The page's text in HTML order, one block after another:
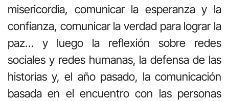
misericordia, comunicar la esperanza y la
confianza, comunicar la verdad para lograr la
paz… y luego la reflexión sobre redes
sociales y redes humanas, la defensa de las
historias y, el año pasado, la comunicación
basada en el encuentro con las personas